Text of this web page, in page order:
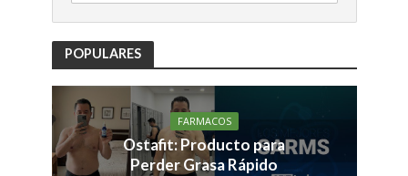
POPULARES
FARMACOS
Ostafit: Producto para
Perder Grasa Rápido